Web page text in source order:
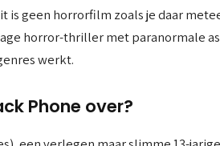
is geen horrorfilm zoals je daar
horror-thriller met paranormale
werkt.
Phone over?